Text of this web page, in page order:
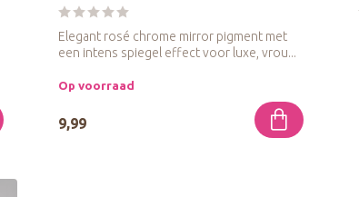
Elegant rosé chrome mirror pigment met
een intens spiegel effect voor luxe, vrou...
Op voorraad
9,99